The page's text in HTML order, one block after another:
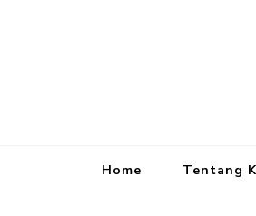
Home Tentang